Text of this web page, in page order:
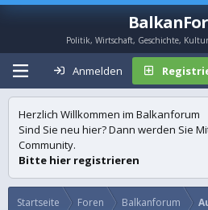
Politik, Wirtschaft, Geschichte,
Anmelden
Herzlich Willkommen im Balkanforum
Sind Sie neu hier? Dann werden Sie
Community.
Bitte hier registrieren
Startseite Foren Balkanforum